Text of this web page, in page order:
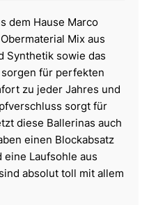
dem Hause Marco
Mix aus
Synthetik sowie das
für perfekten
zu jeder Jahres und
sorgt für
diese Ballerinas auch
einen Blockabsatz
eine Laufsohle aus
absolut toll mit allem